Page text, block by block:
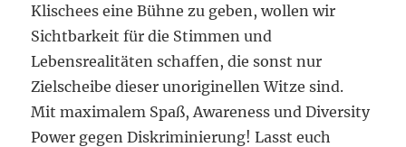
Klischees eine Bühne zu geben, wollen wir
Sichtbarkeit für die Stimmen und
Lebensrealitäten schaffen, die sonst nur
Zielscheibe dieser unoriginellen Witze sind.
Mit maximalem Spaß, Awareness und Diversity
Power gegen Diskriminierung! Lasst euch